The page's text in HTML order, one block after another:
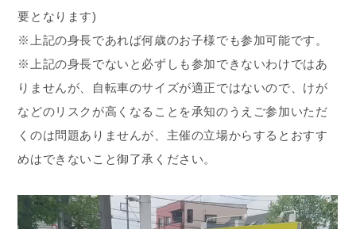
要となります)
※上記の身長であれば何歳のお子様でも参加可能です。
※上記の身長でないと必ずしも参加できないわけではあ
りませんが、自転車のサイズが適正ではないので、けが
などのリスクが高くなることを承知のうえご参加いただ
くのは問題ありませんが、主催の立場からするとおすす
めはできないこと御了承ください。